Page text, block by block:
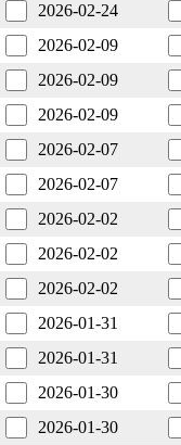
2026-02-24
2026-02-09
2026-02-09
2026-02-09
2026-02-07
2026-02-07
2026-02-02
2026-02-02
2026-02-02
2026-01-31
2026-01-31
2026-01-30
2026-01-30